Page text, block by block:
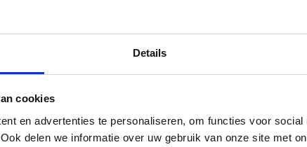
Details
cookies
en advertenties te personaliseren, om functies voor social
delen we informatie over uw gebruik van onze site met
bij je baby
maanden moeilijk in slaap kunnen vallen –
behoefte aan hechting met mama/papa.